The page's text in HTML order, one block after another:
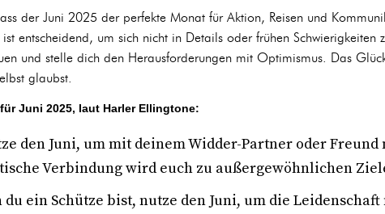
der Juni 2025 der perfekte Monat für Aktion, Reisen und
entscheidend, um sich nicht in Details oder frühen Schwierigkeiten
und stelle dich den Herausforderungen mit Optimismus. Das
glaubst.
Juni 2025, laut Harler Ellingtone:
den Juni, um mit deinem Widder-Partner oder
Verbindung wird euch zu außergewöhnlichen
du ein Schütze bist, nutze den Juni, um die